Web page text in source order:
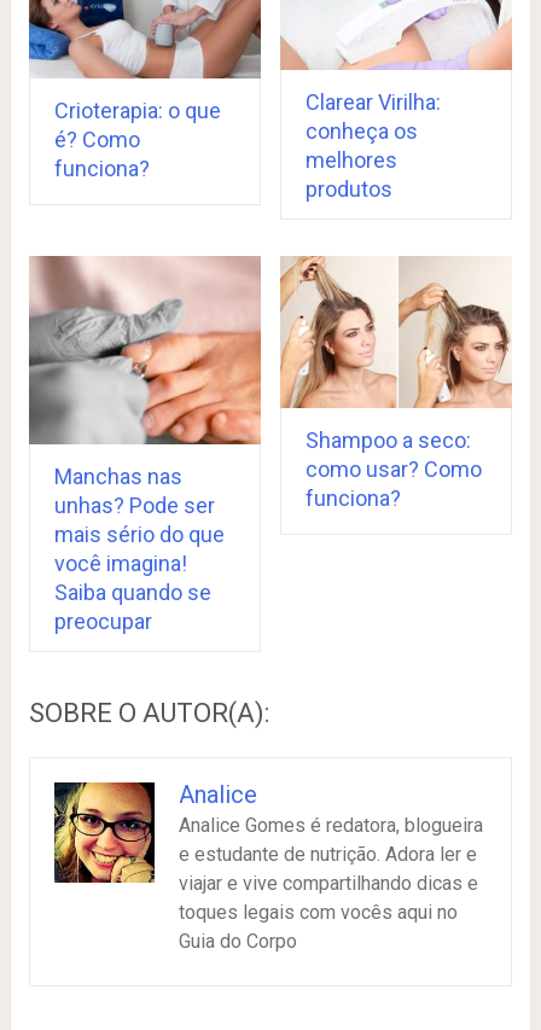
Crioterapia: o que
é? Como
funciona?
Clarear Virilha:
conheça os
melhores
produtos
Manchas nas
unhas? Pode ser
mais sério do que
você imagina!
Saiba quando se
preocupar
Shampoo a seco:
como usar? Como
funciona?
SOBRE O AUTOR(A):
Analice
Analice Gomes é redatora, blogueira
e estudante de nutrição. Adora ler e
viajar e vive compartilhando dicas e
toques legais com vocês aqui no
Guia do Corpo